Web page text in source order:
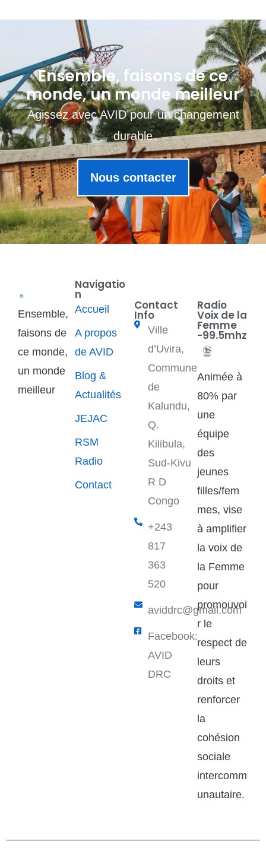
Ensemble, faisons de ce
monde, un monde meilleur
Agissez avec AVID pour un changement
durable
Nous contacter
Ensemble,
faisons de
ce monde,
un monde
meilleur
Navigatio
n
Accueil
A propos
de AVID
Blog &
Actualités
JEJAC
RSM
Radio
Contact
Contact
Info
Ville
d’Uvira,
Commune
de
Kalundu,
Q.
Kilibula,
Sud-Kivu
R D
Congo
+243
817
363
520
aviddrc@gmail.com​
Facebook:
AVID
DRC
Radio
Voix de la
Femme
-99.5mhz
Animée à
80% par
une
équipe
des
jeunes
filles/fem
mes, vise
à amplifier
la voix de
la Femme
pour
promouvoi
r le
respect de
leurs
droits et
renforcer
la
cohésion
sociale
intercomm
unautaire.